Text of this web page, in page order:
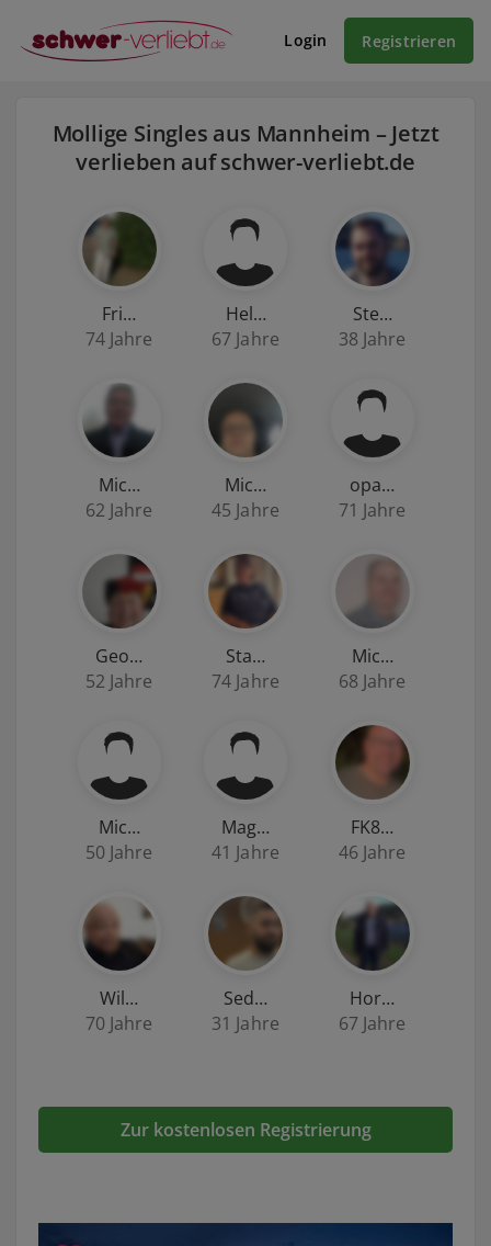
Login Registrieren
Mollige Singles aus Mannheim – Jetzt
verlieben auf schwer-verliebt.de
Fri…
74 Jahre
Hel…
67 Jahre
Ste…
38 Jahre
Mic…
62 Jahre
Mic…
45 Jahre
opa…
71 Jahre
Geo…
52 Jahre
Sta…
74 Jahre
Mic…
68 Jahre
Mic…
50 Jahre
Mag…
41 Jahre
FK8…
46 Jahre
Wil…
70 Jahre
Sed…
31 Jahre
Hor…
67 Jahre
Zur kostenlosen Registrierung